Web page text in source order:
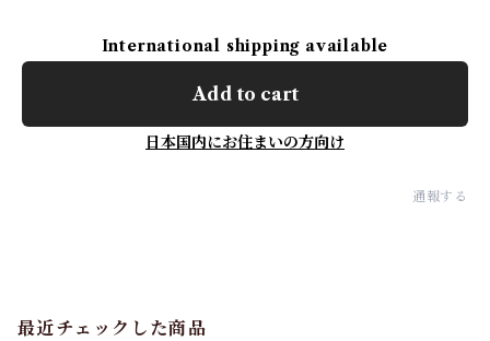
International shipping available
Add to cart
日本国内にお住まいの方向け
通報する
最近チェックした商品